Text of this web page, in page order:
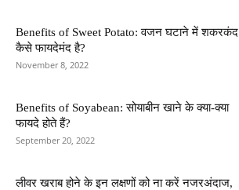
Benefits of Sweet Potato: वजन घटाने में शकरकंद
कैसे फायदेमंद है?
November 8, 2022
Benefits of Soyabean: सोयाबीन खाने के क्या-क्या
फायदे होते हैं?
September 20, 2022
लीवर खराब होने के इन लक्षणों को ना करें नजरअंदाज,